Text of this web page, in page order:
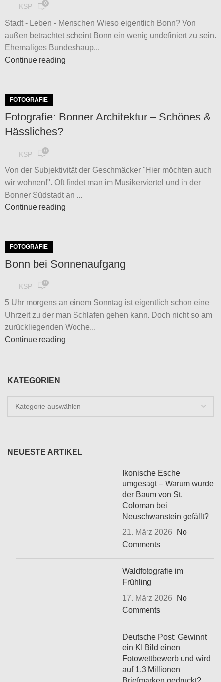
KSP 0
Stadt - Leben - Menschen Wieso eigentlich Bonn? Von
außen betrachtet scheint Bonn ein wenig undefiniert zu sein.
Ehemaliges Bundeshaup...
Continue reading
FOTOGRAFIE
Fotografie: Bonner Architektur – Schönes &
Hässliches?
KSP 0
Von der Subjektivität der Geschmäcker "Hier möchten auch
wir wohnen!". Oft findet man im Musikerviertel und in der
Bonner Südstadt an ...
Continue reading
FOTOGRAFIE
Bonn bei Sonnenaufgang
KSP 0
5 Uhr morgens an einem Sonntag ist eigentlich schon eine
Uhrzeit zu der man Schlafen gehen kann. Doch nicht so am
zurückliegenden Woche...
Continue reading
KATEGORIEN
Kategorien
NEUESTE ARTIKEL
Ikonische Esche
umgesägt – Warum wurde
der Baum von St.
Coloman bei
Neuschwanstein gefällt?
21. März 2026
No
Comments
Waldfotografie im
Frühling
17. März 2026
No
Comments
Deutsche Post: Gewinnt
ein KI Bild einen
Fotowettbewerb und wird
auf 1,3 Millionen